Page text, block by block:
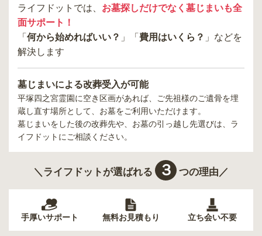
ライフドットでは、 お墓探しだけでなく墓じまいも全
面サポート！
「 何から始めればいい？ 」「 費用はいくら？ 」などを
解決します
墓じまいによる改葬受入が可能
平塚四之宮霊園に空き区画があれば、ご先祖様のご遺骨を埋
蔵し直す場所として、お墓をご利用いただけます。
墓じまいをした後の改葬先や、お墓の引っ越し先選びは、ラ
イフドットにご相談ください。
＼ライフドットが選ばれる ３ つの理由／
手厚いサポート 無料お見積もり 立ち会い不要